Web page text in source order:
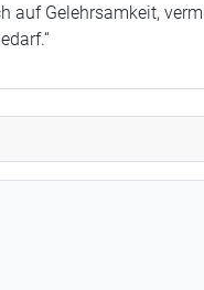
auf Gelehrsamkeit,